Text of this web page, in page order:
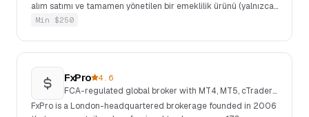
alım satımı ve tamamen yönetilen bir emeklilik ürünü (yalnızca
Birleşik Krallık) sunar. Eğitim içeriği, profesyonel grafik araçları
Min $250
FxPro 4.6
FCA-regulated global broker with MT4, MT5, cTrader and its own Edge platform
FxPro is a London-headquartered brokerage founded in 2006